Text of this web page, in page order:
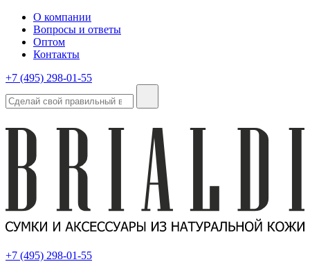
О компании
Вопросы и ответы
Оптом
Контакты
+7 (495) 298-01-55
+7 (495) 298-01-55